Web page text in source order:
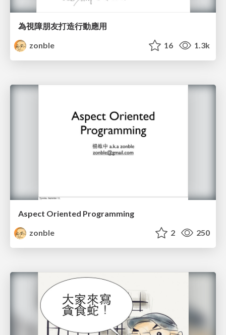
為視障朋友打造行動應用
zonble
16 1.3k
Aspect Oriented Programming
zonble
2 250